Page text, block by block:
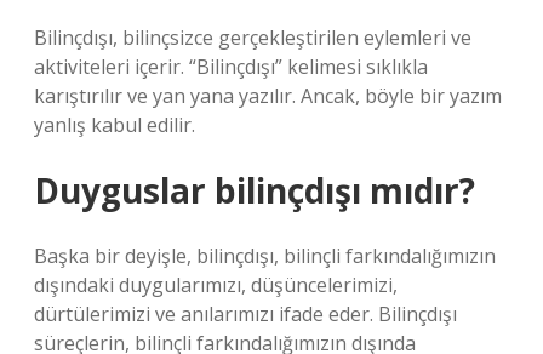
Bilinçdışı, bilinçsizce gerçekleştirilen eylemleri ve
aktiviteleri içerir. “Bilinçdışı” kelimesi sıklıkla
karıştırılır ve yan yana yazılır. Ancak, böyle bir yazım
yanlış kabul edilir.
Duyguslar bilinçdışı mıdır?
Başka bir deyişle, bilinçdışı, bilinçli farkındalığımızın
dışındaki duygularımızı, düşüncelerimizi,
dürtülerimizi ve anılarımızı ifade eder. Bilinçdışı
süreçlerin, bilinçli farkındalığımızın dışında